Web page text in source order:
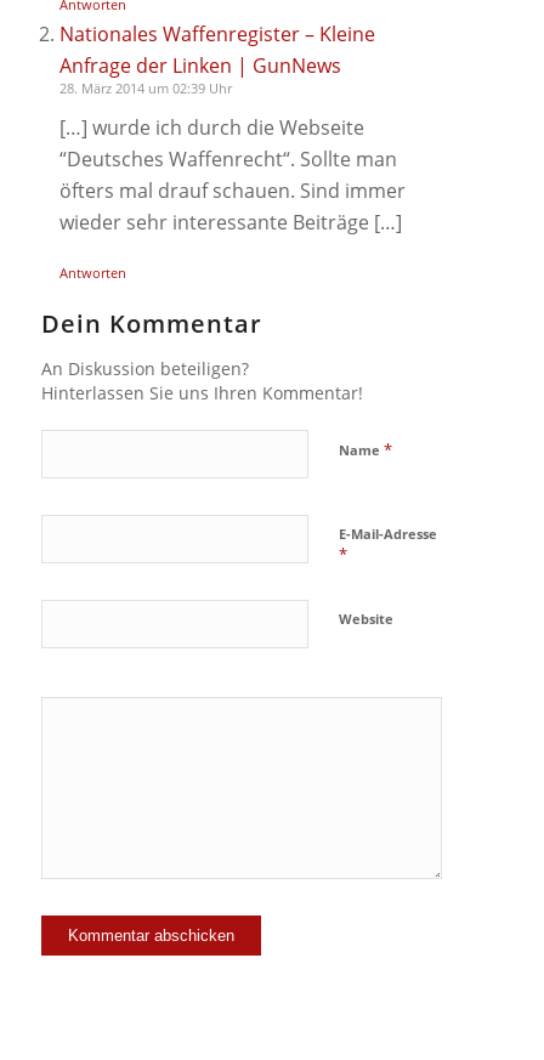
Antworten
Nationales Waffenregister – Kleine
Anfrage der Linken | GunNews
28. März 2014 um 02:39 Uhr
[…] wurde ich durch die Webseite
“Deutsches Waffenrecht“. Sollte man
öfters mal drauf schauen. Sind immer
wieder sehr interessante Beiträge […]
Antworten
Dein Kommentar
An Diskussion beteiligen?
Hinterlassen Sie uns Ihren Kommentar!
Name *
E-Mail-Adresse
*
Website